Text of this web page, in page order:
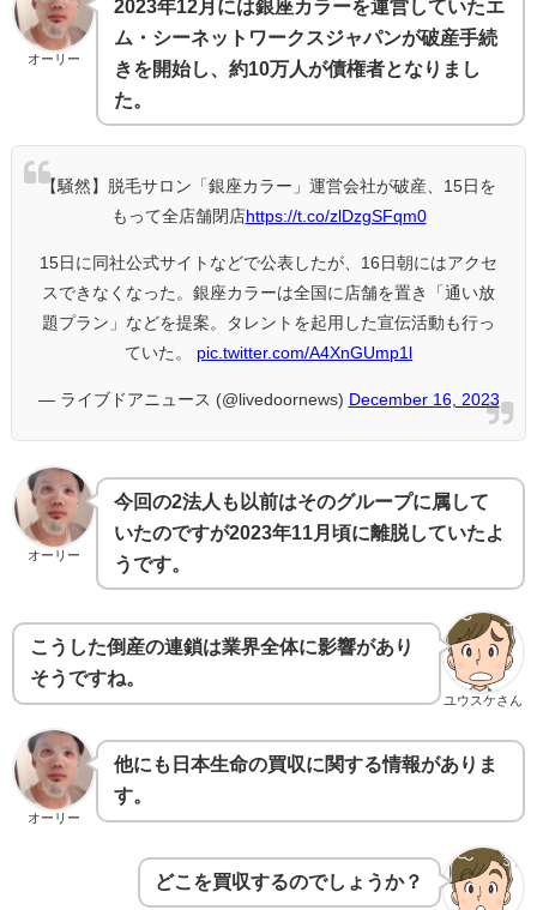
オーリー
2023年12月には銀座カラーを運営していたエ
ム・シーネットワークスジャパンが破産手続
きを開始し、約10万人が債権者となりまし
た。
【騒然】脱毛サロン「銀座カラー」運営会社が破産、15日を
もって全店舗閉店https://t.co/zlDzgSFqm0
15日に同社公式サイトなどで公表したが、16日朝にはアクセ
スできなくなった。銀座カラーは全国に店舗を置き「通い放
題プラン」などを提案。タレントを起用した宣伝活動も行っ
ていた。 pic.twitter.com/A4XnGUmp1l
— ライブドアニュース (@livedoornews) December 16, 2023
オーリー
今回の2法人も以前はそのグループに属して
いたのですが2023年11月頃に離脱していたよ
うです。
ユウスケさん
こうした倒産の連鎖は業界全体に影響があり
そうですね。
オーリー
他にも日本生命の買収に関する情報がありま
す。
どこを買収するのでしょうか？